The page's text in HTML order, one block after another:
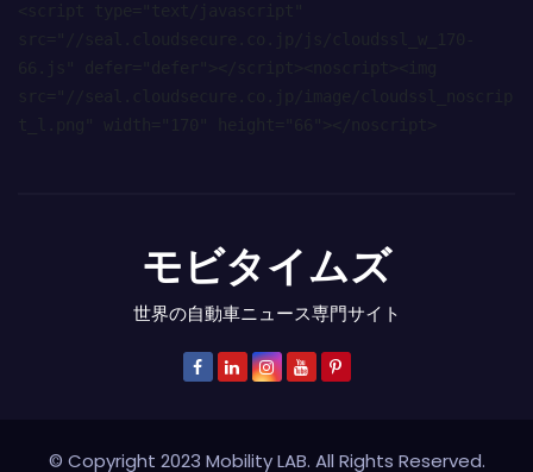
モビタイムズ
世界の自動車ニュース専門サイト
© Copyright 2023 Mobility LAB. All Rights Reserved.